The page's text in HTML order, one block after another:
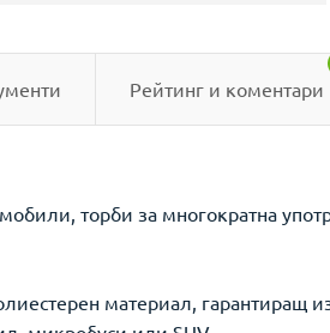
Рейтинг и коментари
торби за многократна
материал,